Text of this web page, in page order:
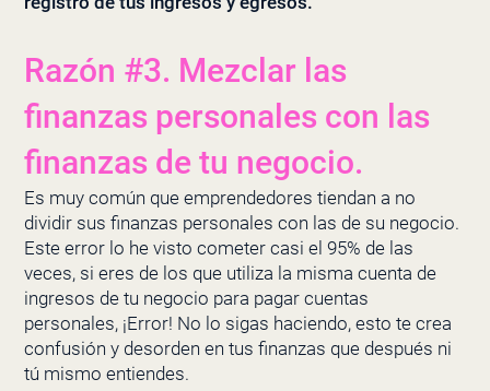
Razón #3. Mezclar las
finanzas personales con las
finanzas de tu negocio.
Es muy común que emprendedores tiendan a no
dividir sus finanzas personales con las de su negocio.
Este error lo he visto cometer casi el 95% de las
veces, si eres de los que utiliza la misma cuenta de
ingresos de tu negocio para pagar cuentas
personales, ¡Error! No lo sigas haciendo, esto te crea
confusión y desorden en tus finanzas que después ni
tú mismo entiendes.